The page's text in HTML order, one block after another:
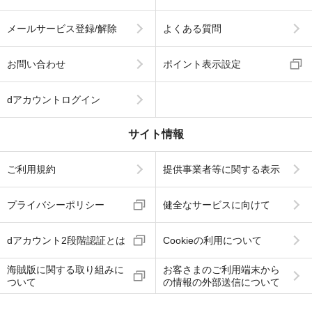
メールサービス登録/解除 よくある質問
お問い合わせ ポイント表示設定
dアカウントログイン
サイト情報
ご利用規約 提供事業者等に関する表示
プライバシーポリシー 健全なサービスに向けて
dアカウント2段階認証とは Cookieの利用について
海賊版に関する取り組みに
ついて
お客さまのご利用端末から
の情報の外部送信について